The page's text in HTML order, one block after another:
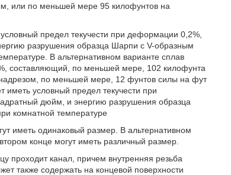
или по меньшей мере 95 килофунтов на
предел текучести при деформации 0,2%,
разрушения образца Шарпи с V-образным
В альтернативном варианте сплав
составляющий, по меньшей мере, 102 килофунта
по меньшей мере, 12 фунтов силы на фут
иметь условный предел текучести при
дюйм, и энергию разрушения образца
комнатной температуре
иметь одинаковый размер. В альтернативном
конце могут иметь различный размер.
проходит канал, причем внутренняя резьба
также содержать на концевой поверхности